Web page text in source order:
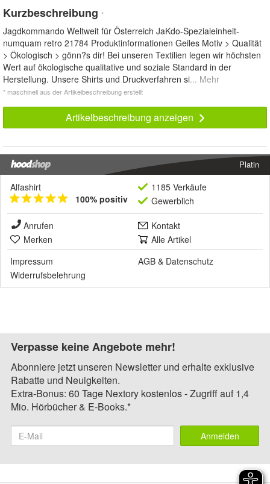
Kurzbeschreibung *
Jagdkommando Weltweit für Österreich JaKdo-Spezialeinheit-
numquam retro 21784 Produktinformationen Geiles Motiv > Qualität
> Ökologisch > gönn?s dir! Bei unseren Textilien legen wir höchsten
Wert auf ökologische qualitative und soziale Standard in der
Herstellung. Unsere Shirts und Druckverfahren si... Mehr
* maschinell aus der Artikelbeschreibung erstellt
Artikelbeschreibung anzeigen
Platin
Alfashirt
100% positiv
1185 Verkäufe
Gewerblich
Anrufen
Kontakt
Merken
Alle Artikel
Impressum
AGB & Datenschutz
Widerrufsbelehrung
Verpasse keine Angebote mehr!
Abonniere jetzt unseren Newsletter und erhalte exklusive
Rabatte und Neuigkeiten.
Extra-Bonus: 60 Tage Nextory kostenlos - Zugriff auf 1,4
Mio. Hörbücher & E-Books.*
Anmelden